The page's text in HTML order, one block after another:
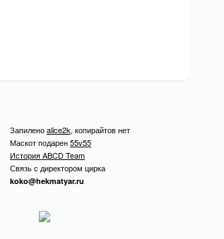
Запиленоalice2k, копирайтов нет
Маскот подарен55v55
История ABCD Team
Связь с директором цирка
koko@hekmatyar.ru